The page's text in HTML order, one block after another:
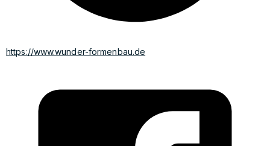
https://www.wunder-formenbau.de